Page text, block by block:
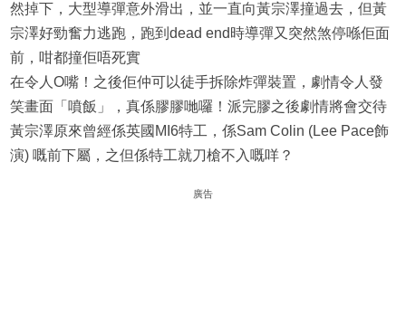
然掉下，大型導彈意外滑出，並一直向黃宗澤撞過去，但黃
宗澤好勁奮力逃跑，跑到dead end時導彈又突然煞停喺佢面
前，咁都撞佢唔死實
在令人O嘴！之後佢仲可以徒手拆除炸彈裝置，劇情令人發
笑畫面「噴飯」，真係膠膠哋囉！派完膠之後劇情將會交待
黃宗澤原來曾經係英國MI6特工，係Sam Colin (Lee Pace飾
演) 嘅前下屬，之但係特工就刀槍不入嘅咩？
廣告